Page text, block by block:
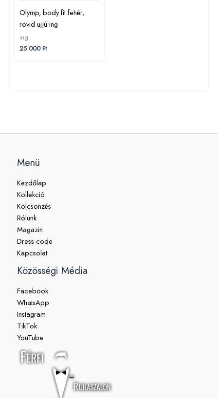
Olymp, body fit fehér,
rövid ujjú ing
ing
25 000Ft
Menü
Kezdőlap
Kollekció
Kölcsönzés
Rólunk
Magazin
Dress code
Kapcsolat
Közösségi Média
Facebook
WhatsApp
Instagram
TikTok
YouTube